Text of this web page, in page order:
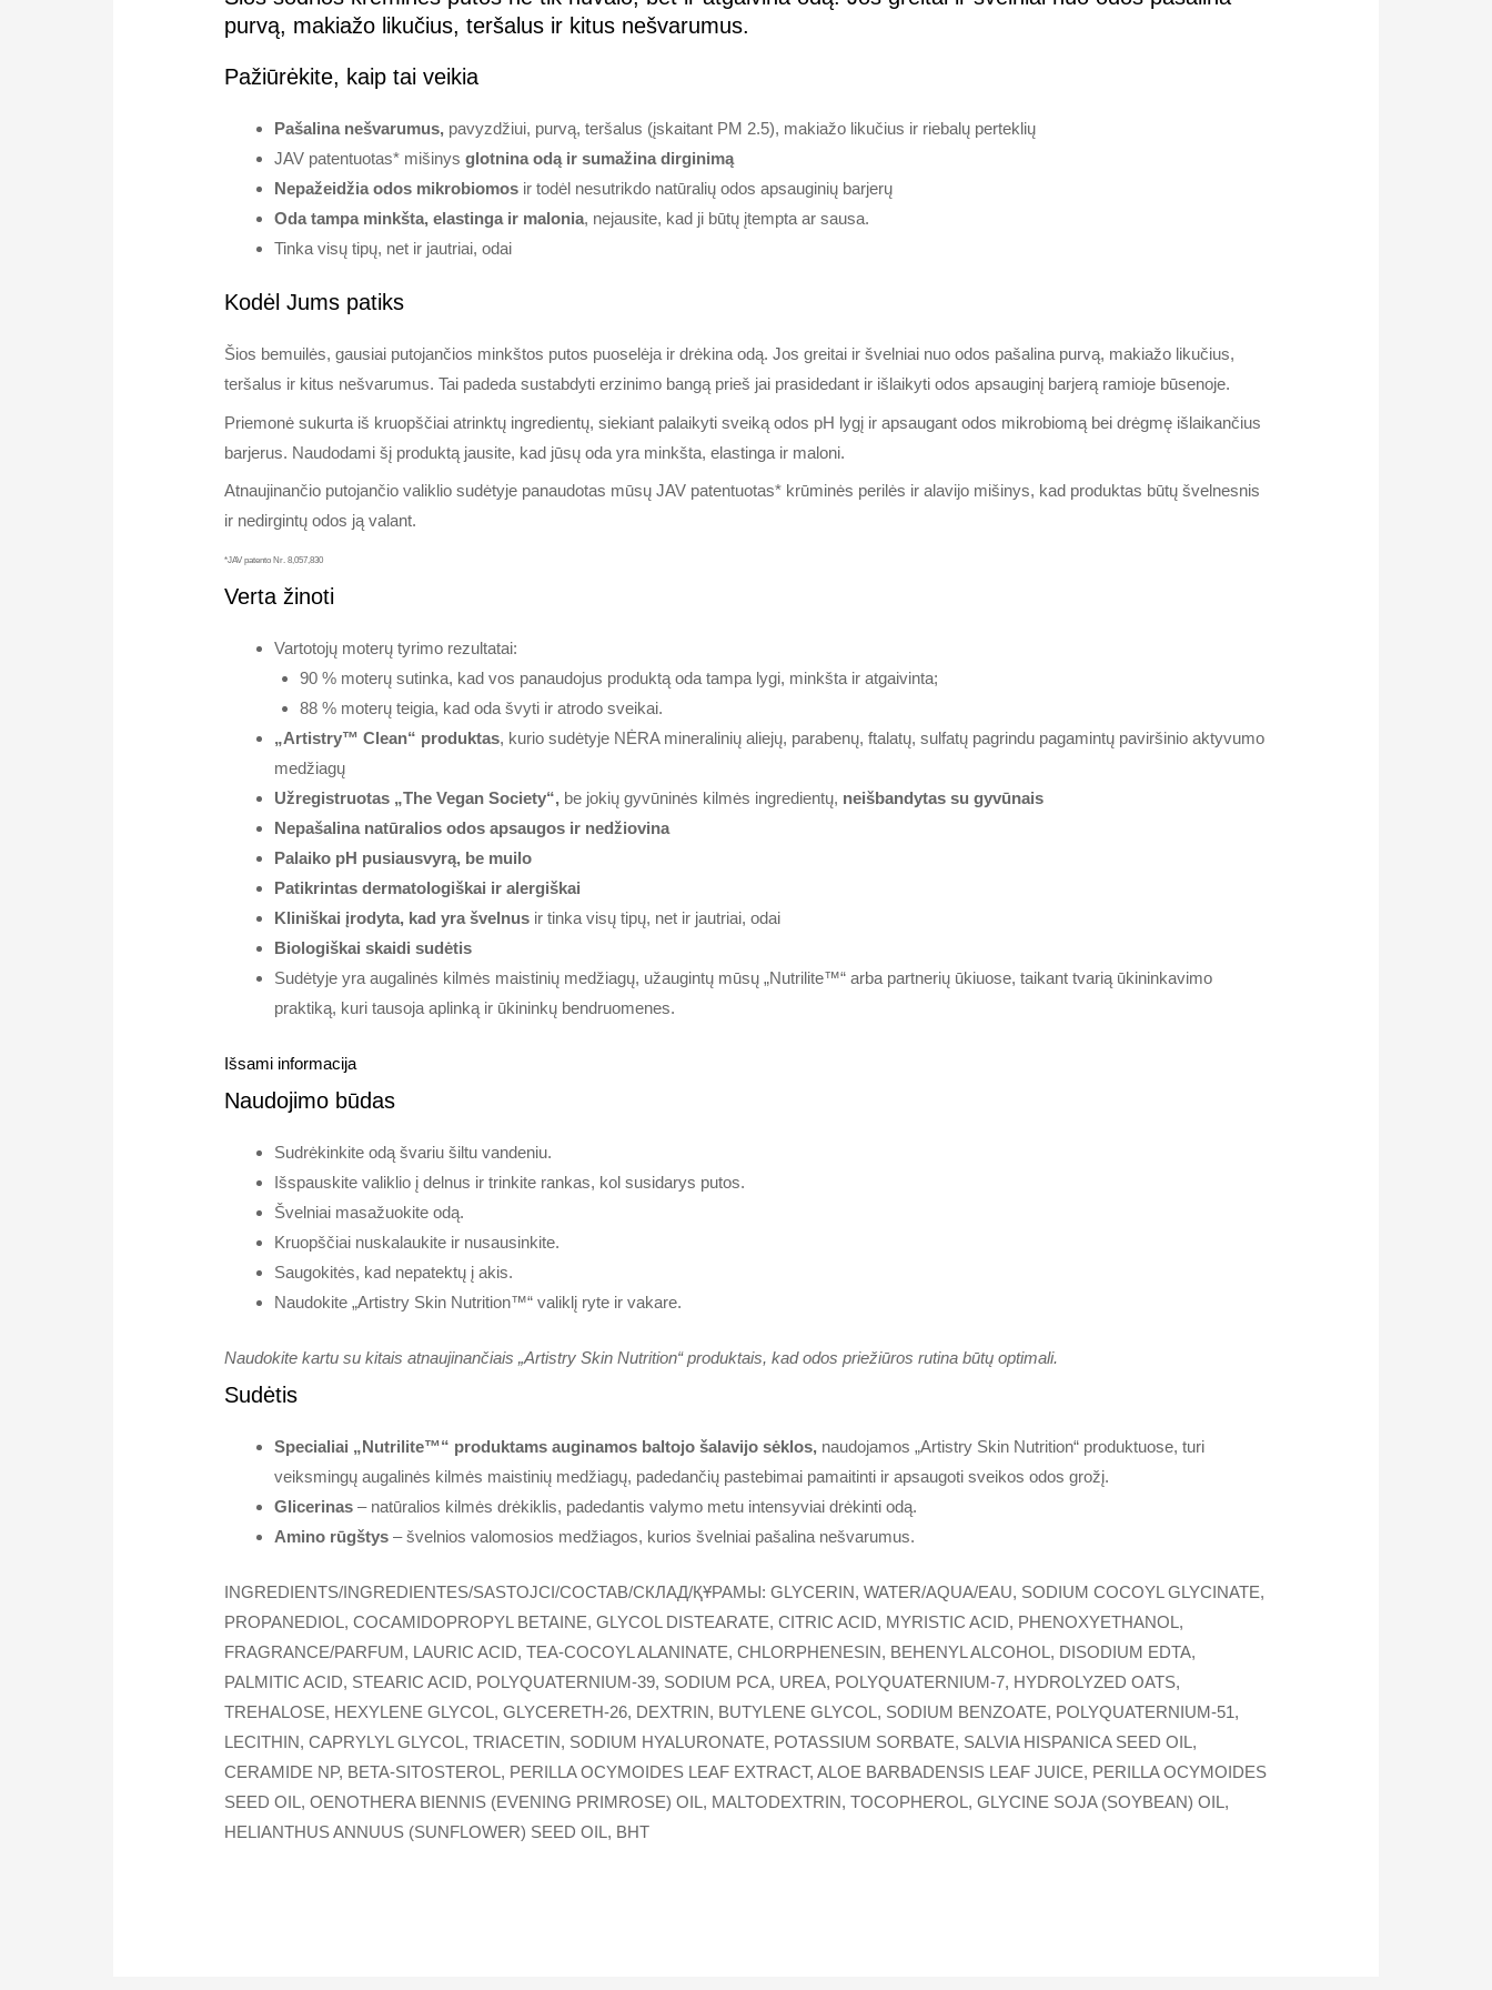
purvą, makiažo likučius, teršalus ir kitus nešvarumus.
Pažiūrėkite, kaip tai veikia
Pašalina nešvarumus, pavyzdžiui, purvą, teršalus (įskaitant PM 2.5), makiažo likučius ir riebalų perteklių
JAV patentuotas* mišinysglotnina odą ir sumažina dirginimą
Nepažeidžia odos mikrobiomos ir todėl nesutrikdo natūralių odos apsauginių barjerų
Oda tampa minkšta, elastinga ir malonia, nejausite, kad ji būtų įtempta ar sausa.
Tinka visų tipų, net ir jautriai, odai
Kodėl Jums patiks
Šios bemuilės, gausiai putojančios minkštos putos puoselėja ir drėkina odą. Jos greitai ir švelniai nuo odos pašalina purvą, makiažo likučius,
teršalus ir kitus nešvarumus. Tai padeda sustabdyti erzinimo bangą prieš jai prasidedant ir išlaikyti odos apsauginį barjerą ramioje būsenoje.
Priemonė sukurta iš kruopščiai atrinktų ingredientų, siekiant palaikyti sveiką odos pH lygį ir apsaugant odos mikrobiomą bei drėgmę išlaikančius
barjerus. Naudodami šį produktą jausite, kad jūsų oda yra minkšta, elastinga ir maloni.
Atnaujinančio putojančio valiklio sudėtyje panaudotas mūsų JAV patentuotas* krūminės perilės ir alavijo mišinys, kad produktas būtų švelnesnis
ir nedirgintų odos ją valant.
*JAV patento Nr. 8,057,830
Verta žinoti
Vartotojų moterų tyrimo rezultatai:
90 % moterų sutinka, kad vos panaudojus produktą oda tampa lygi, minkšta ir atgaivinta;
88 % moterų teigia, kad oda švyti ir atrodo sveikai.
„Artistry™ Clean“ produktas, kurio sudėtyje NĖRA mineralinių aliejų, parabenų, ftalatų, sulfatų pagrindu pagamintų paviršinio aktyvumo
medžiagų
Užregistruotas „The Vegan Society“, be jokių gyvūninės kilmės ingredientų, neišbandytas su gyvūnais
Nepašalina natūralios odos apsaugos ir nedžiovina
Palaiko pH pusiausvyrą, be muilo
Patikrintas dermatologiškai ir alergiškai
Kliniškai įrodyta, kad yra švelnus ir tinka visų tipų, net ir jautriai, odai
Biologiškai skaidi sudėtis
Sudėtyje yra augalinės kilmės maistinių medžiagų, užaugintų mūsų „Nutrilite™“ arba partnerių ūkiuose, taikant tvarią ūkininkavimo
praktiką, kuri tausoja aplinką ir ūkininkų bendruomenes.
Išsami informacija
Naudojimo būdas
Sudrėkinkite odą švariu šiltu vandeniu.
Išspauskite valiklio į delnus ir trinkite rankas, kol susidarys putos.
Švelniai masažuokite odą.
Kruopščiai nuskalaukite ir nusausinkite.
Saugokitės, kad nepatektų į akis.
Naudokite „Artistry Skin Nutrition™“ valiklį ryte ir vakare.
Naudokite kartu su kitais atnaujinančiais „Artistry Skin Nutrition“ produktais, kad odos priežiūros rutina būtų optimali.
Sudėtis
Specialiai „Nutrilite™“ produktams auginamos baltojo šalavijo sėklos, naudojamos „Artistry Skin Nutrition“ produktuose, turi
veiksmingų augalinės kilmės maistinių medžiagų, padedančių pastebimai pamaitinti ir apsaugoti sveikos odos grožį.
Glicerinas– natūralios kilmės drėkiklis, padedantis valymo metu intensyviai drėkinti odą.
Amino rūgštys – švelnios valomosios medžiagos, kurios švelniai pašalina nešvarumus.
INGREDIENTS/INGREDIENTES/SASTOJCI/COCTAB/СКЛАД/ҚҰРАМЫ: GLYCERIN, WATER/AQUA/EAU, SODIUM COCOYL GLYCINATE,
PROPANEDIOL, COCAMIDOPROPYL BETAINE, GLYCOL DISTEARATE, CITRIC ACID, MYRISTIC ACID, PHENOXYETHANOL,
FRAGRANCE/PARFUM, LAURIC ACID, TEA-COCOYL ALANINATE, CHLORPHENESIN, BEHENYL ALCOHOL, DISODIUM EDTA,
PALMITIC ACID, STEARIC ACID, POLYQUATERNIUM-39, SODIUM PCA, UREA, POLYQUATERNIUM-7, HYDROLYZED OATS,
TREHALOSE, HEXYLENE GLYCOL, GLYCERETH-26, DEXTRIN, BUTYLENE GLYCOL, SODIUM BENZOATE, POLYQUATERNIUM-51,
LECITHIN, CAPRYLYL GLYCOL, TRIACETIN, SODIUM HYALURONATE, POTASSIUM SORBATE, SALVIA HISPANICA SEED OIL,
CERAMIDE NP, BETA-SITOSTEROL, PERILLA OCYMOIDES LEAF EXTRACT, ALOE BARBADENSIS LEAF JUICE, PERILLA OCYMOIDES
SEED OIL, OENOTHERA BIENNIS (EVENING PRIMROSE) OIL, MALTODEXTRIN, TOCOPHEROL, GLYCINE SOJA (SOYBEAN) OIL,
HELIANTHUS ANNUUS (SUNFLOWER) SEED OIL, BHT